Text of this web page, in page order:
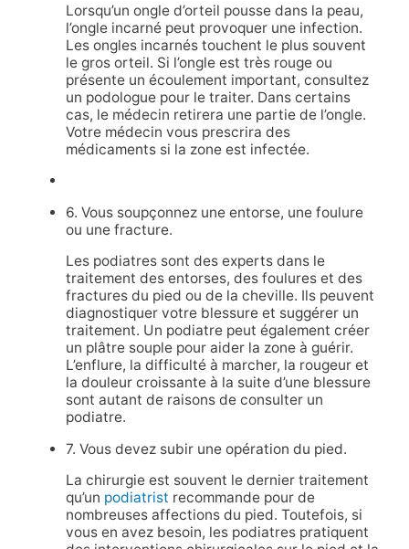
Lorsqu’un ongle d’orteil pousse dans la peau,
l’ongle incarné peut provoquer une infection.
Les ongles incarnés touchent le plus souvent
le gros orteil. Si l’ongle est très rouge ou
présente un écoulement important, consultez
un podologue pour le traiter. Dans certains
cas, le médecin retirera une partie de l’ongle.
Votre médecin vous prescrira des
médicaments si la zone est infectée.
6. Vous soupçonnez une entorse, une foulure
ou une fracture.
Les podiatres sont des experts dans le
traitement des entorses, des foulures et des
fractures du pied ou de la cheville. Ils peuvent
diagnostiquer votre blessure et suggérer un
traitement. Un podiatre peut également créer
un plâtre souple pour aider la zone à guérir.
L’enflure, la difficulté à marcher, la rougeur et
la douleur croissante à la suite d’une blessure
sont autant de raisons de consulter un
podiatre.
7. Vous devez subir une opération du pied.
La chirurgie est souvent le dernier traitement
qu’un podiatrist recommande pour de
nombreuses affections du pied. Toutefois, si
vous en avez besoin, les podiatres pratiquent